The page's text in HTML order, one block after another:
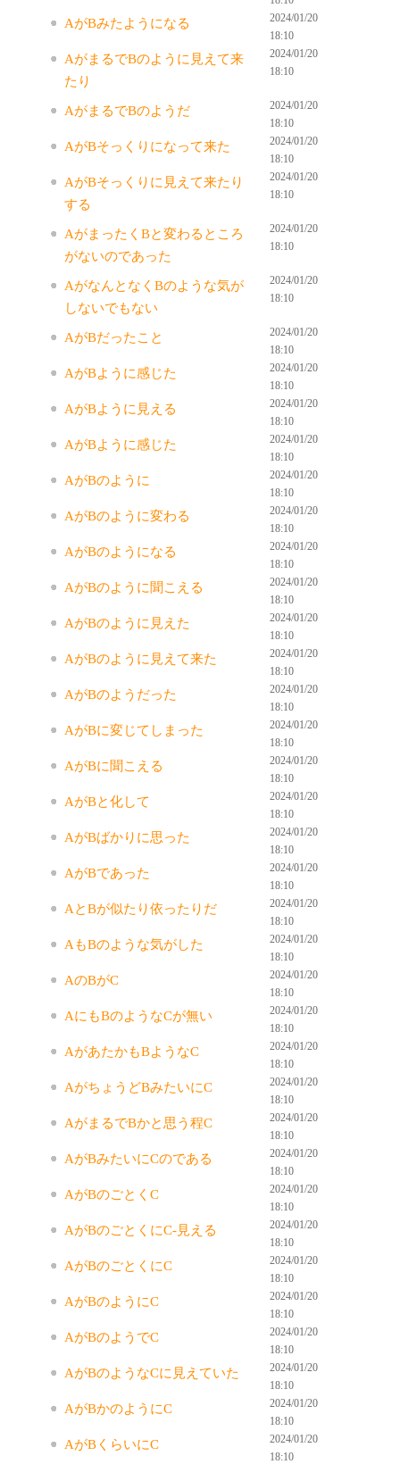
AがBみたようになる
2024/01/20
18:10
AがまるでBのように見えて来
たり
2024/01/20
18:10
AがまるでBのようだ
2024/01/20
18:10
AがBそっくりになって来た
2024/01/20
18:10
AがBそっくりに見えて来たり
する
2024/01/20
18:10
AがまったくBと変わるところ
がないのであった
2024/01/20
18:10
AがなんとなくBのような気が
しないでもない
2024/01/20
18:10
AがBだったこと
2024/01/20
18:10
AがBように感じた
2024/01/20
18:10
AがBように見える
2024/01/20
18:10
AがBように感じた
2024/01/20
18:10
AがBのように
2024/01/20
18:10
AがBのように変わる
2024/01/20
18:10
AがBのようになる
2024/01/20
18:10
AがBのように聞こえる
2024/01/20
18:10
AがBのように見えた
2024/01/20
18:10
AがBのように見えて来た
2024/01/20
18:10
AがBのようだった
2024/01/20
18:10
AがBに変じてしまった
2024/01/20
18:10
AがBに聞こえる
2024/01/20
18:10
AがBと化して
2024/01/20
18:10
AがBばかりに思った
2024/01/20
18:10
AがBであった
2024/01/20
18:10
AとBが似たり依ったりだ
2024/01/20
18:10
AもBのような気がした
2024/01/20
18:10
AのBがC
2024/01/20
18:10
AにもBのようなCが無い
2024/01/20
18:10
AがあたかもBようなC
2024/01/20
18:10
AがちょうどBみたいにC
2024/01/20
18:10
AがまるでBかと思う程C
2024/01/20
18:10
AがBみたいにCのである
2024/01/20
18:10
AがBのごとくC
2024/01/20
18:10
AがBのごとくにC-見える
2024/01/20
18:10
AがBのごとくにC
2024/01/20
18:10
AがBのようにC
2024/01/20
18:10
AがBのようでC
2024/01/20
18:10
AがBのようなCに見えていた
2024/01/20
18:10
AがBかのようにC
2024/01/20
18:10
AがBくらいにC
2024/01/20
18:10